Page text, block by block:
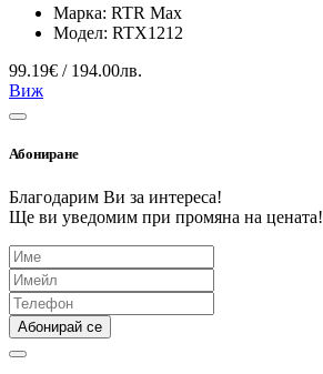
Марка: RTR Max
Модел: RTX1212
99.19€ / 194.00лв.
Виж
Абониране
Благодарим Ви за интереса!
Ще ви уведомим при промяна на цената!
Абонирай се